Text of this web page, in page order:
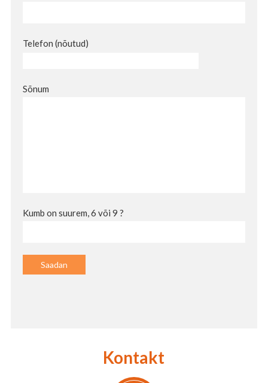
Telefon (nõutud)
Sõnum
Kumb on suurem, 6 või 9 ?
Kontakt